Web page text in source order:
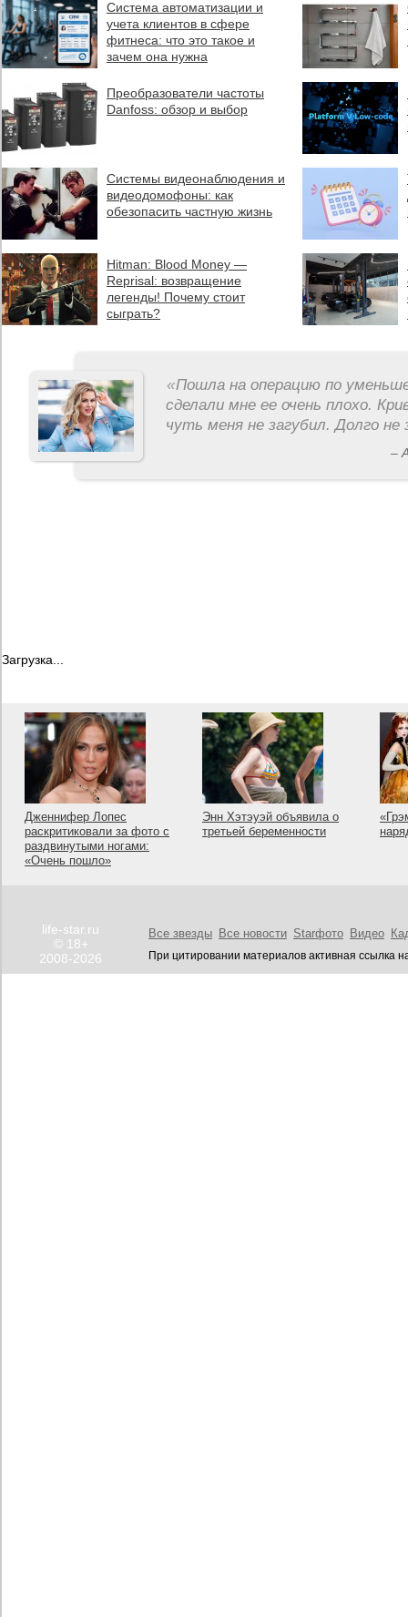
Система автоматизации и
учета клиентов в сфере
фитнеса: что это такое и
зачем она нужна
Преобразователи частоты
Danfoss: обзор и выбор
Системы видеонаблюдения и
видеодомофоны: как
обезопасить частную жизнь
Hitman: Blood Money —
Reprisal: возвращение
легенды! Почему стоит
сыграть?
«Пошла на операцию по
сделали мне ее очень плохо.
чуть меня не загубил. Долго не
–
Загрузка...
Дженнифер Лопес
раскритиковали за фото с
раздвинутыми ногами:
«Очень пошло»
Энн Хэтэуэй объявила о
третьей беременности
life-star.ru
© 18+
2008-2026
Все звезды Все новости Starфото Видео
При цитировании материалов активная ссылка